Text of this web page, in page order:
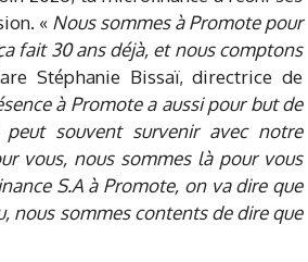
« Nous sommes à Promote pour
fait 30 ans déjà, et nous comptons
Stéphanie Bissaï, directrice de
à Promote a aussi pour but de
souvent survenir avec notre
vous, nous sommes là pour vous
S.A à Promote, on va dire que
nous sommes contents de dire que